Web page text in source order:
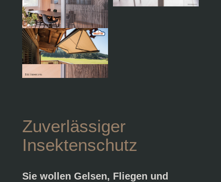
Zuverlässiger
Insektenschutz
Sie wollen Gelsen, Fliegen und